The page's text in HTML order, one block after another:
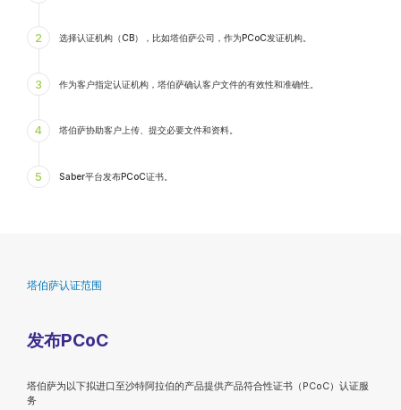
2 选择认证机构（CB），比如塔伯萨公司，作为PCoC发证机构。
3 作为客户指定认证机构，塔伯萨确认客户文件的有效性和准确性。
4 塔伯萨协助客户上传、提交必要文件和资料。
5 Saber平台发布PCoC证书。
塔伯萨认证范围
发布PCoC
塔伯萨为以下拟进口至沙特阿拉伯的产品提供产品符合性证书（PCoC）认证服
务